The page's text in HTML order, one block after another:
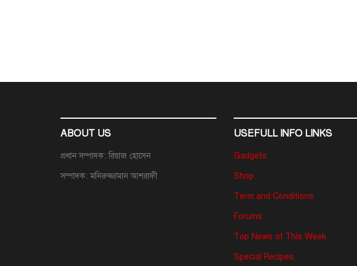
ABOUT US
প্রধান সম্পাদক: রিয়াজ হোসেন
সম্পাদক: মনিরুজ্জামান আশরাফী
USEFULL INFO LINKS
Gadgets
Shop
Term and Conditions
Forums
Top News of This Week
Special Recipes